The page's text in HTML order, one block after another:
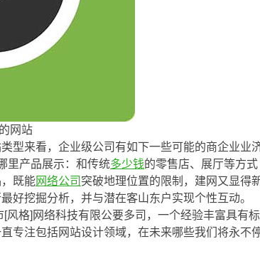
网站
型来看，企业级公司有如下一些可能的商企业业
里产品展示：和传统多少钱的零售店、展厅等方式
既能网络公司 突破地理位置的限制，建网又显得
好挖掘分析，并与潜在客山东户实现个性互动。
格]网络科技有限公要多司，一个经验丰富具有标
专注包括网站设计领域，在未来哪些我们将永不